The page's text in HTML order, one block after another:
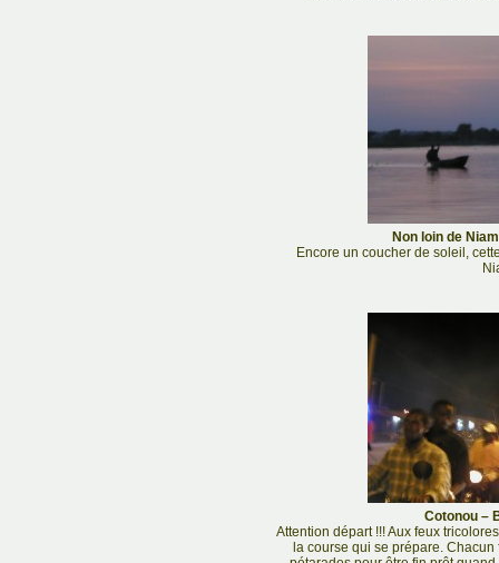
Non loin de
Encore un coucher de soleil,
Cotonou –
Attention départ !!! Aux feux
la course qui se prépare.